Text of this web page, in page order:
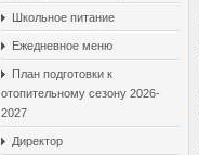
Школьное питание
Ежедневное меню
План подготовки к
отопительному сезону 2026-
2027
Директор